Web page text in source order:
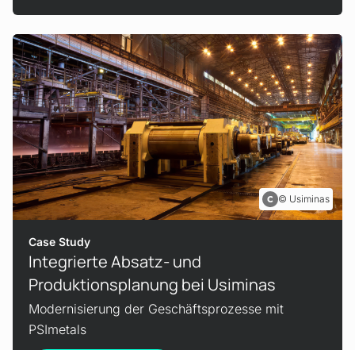
Usiminas
Case Study
Integrierte Absatz- und
Produktionsplanung bei Usiminas
Modernisierung der Geschäftsprozesse mit
PSImetals